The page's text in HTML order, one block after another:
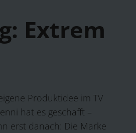
Extrem
Produktidee im TV
hat es geschafft –
erst danach: Die Marke